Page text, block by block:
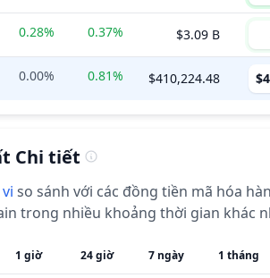
0.28% 0.37% $3.09 B
0.00% 0.81% $410,224.48
Chi tiết
so sánh với các đồng tiền mã hóa
trong nhiều khoảng thời gian khác
1 giờ 24 giờ 7 ngày 1 tháng